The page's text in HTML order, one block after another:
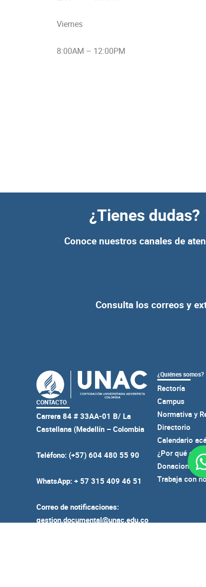
Viernes
8:00AM – 12:00PM
¿Tienes dudas?
Conoce nuestros canales de
Consulta los correos y
CONTACTO
Carrera 84 # 33AA-01 B/ La
Castellana (Medellín – Colombia
Teléfono: (+57) 604 480 55 90
WhatsApp: + 57 315 409 46 51
Correo de notificaciones:
gestion.documental@unac.edu.co
¿Quiénes somos?
Rectoría
Campus
Normativa y
Directorio
Calendario
¿Por qué
Donaciones
Trabaja con